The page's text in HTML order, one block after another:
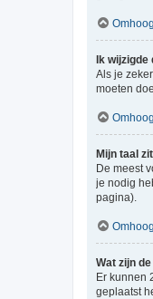
Omhoog
Ik wijzigde
Als je
moeten
Omhoog
Mijn taal
De meest
je nodig
pagina).
Omhoog
Wat zijn
Er kunnen
geplaatst